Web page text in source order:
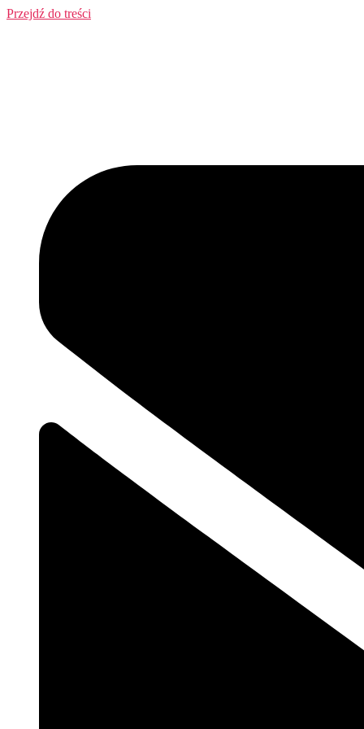
Przejdź do treści